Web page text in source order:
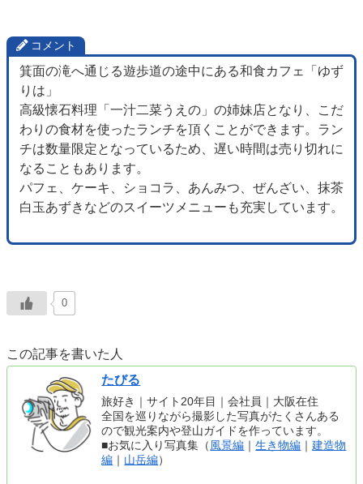
コメント
箕面の滝へ通じる遊歩道の途中にある和食カフェ「ゆず
りは」
高級懐石料理「一汁二菜うえの」の姉妹店となり、こだ
わりの食材を使ったランチを頂くことができます。ラン
チは数量限定となっているため、遅い時間は売り切れに
なることもあります。
パフェ、ケーキ、ショコラ、あんみつ、ぜんざい、抹茶
白玉あずきなどのスイーツメニューも充実しています。
0
この記事を書いた人
たびる
旅好き｜サイト20年目｜会社員｜大阪在住
全国を巡りながら撮影した写真がたくさんある
ので観光案内や登山ガイドを作っています。
■お気に入り写真集（ 風景編 ｜生き物編 ｜建造物
編 ｜ 山岳編）